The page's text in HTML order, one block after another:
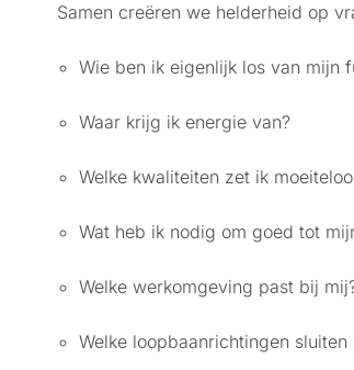
Samen creëren we helderheid op
Wie ben ik eigenlijk los van mijn
Waar krijg ik energie van?
Welke kwaliteiten zet ik
Wat heb ik nodig om goed tot
Welke werkomgeving past bij
Welke loopbaanrichtingen sluiten